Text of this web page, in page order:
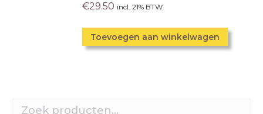
€29.50 incl. 21% BTW
Toevoegen aan winkelwagen